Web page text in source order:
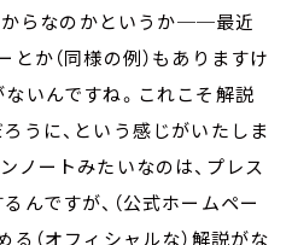
らなのかというか──最近
とか（同様の例）もありますけ
いんですね。これこそ解説
うに、という感じがいたしま
ノートみたいなのは、プレス
んですが、（公式ホームペー
る（オフィシャルな）解説がな